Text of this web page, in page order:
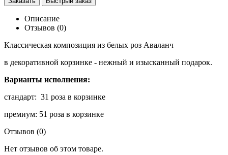
Описание
Отзывов (0)
Классическая композиция из белых роз Аваланч
в декоративной корзинке - нежный и изысканный подарок.
Варианты исполнения:
стандарт: 31 роза в корзинке
премиум: 51 роза в корзинке
Отзывов (0)
Нет отзывов об этом товаре.